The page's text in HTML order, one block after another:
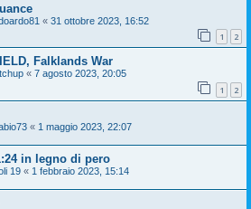
« 31 ottobre 2023, 16:52
1 2
Falklands War
« 7 agosto 2023, 20:05
1 2
« 1 maggio 2023, 22:07
in legno di pero
19 « 1 febbraio 2023, 15:14